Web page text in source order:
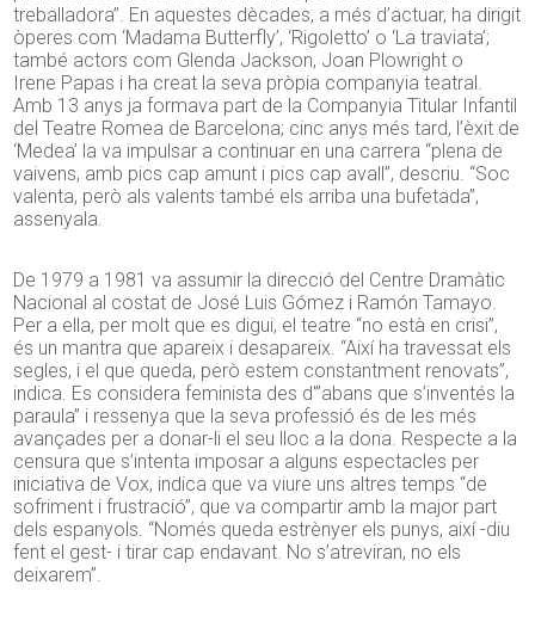
treballadora”. En aquestes dècades, a més d’actuar, ha dirigit
òperes com ‘Madama Butterfly’, ‘Rigoletto’ o ‘La traviata’;
també actors com Glenda Jackson, Joan Plowright o
Irene Papas i ha creat la seva pròpia companyia teatral.
Amb 13 anys ja formava part de la Companyia Titular Infantil
del Teatre Romea de Barcelona; cinc anys més tard, l’èxit de
‘Medea’ la va impulsar a continuar en una carrera “plena de
vaivens, amb pics cap amunt i pics cap avall”, descriu. “Soc
valenta, però als valents també els arriba una bufetada”,
assenyala.
De 1979 a 1981 va assumir la direcció del Centre Dramàtic
Nacional al costat de José Luis Gómez i Ramón Tamayo
Per a ella, per molt que es digui, el teatre “no està en crisi”,
és un mantra que apareix i desapareix. “Així ha travessat els
segles, i el que queda, però estem constantment renovats”,
indica. Es considera feminista des d'”abans que s’inventés la
paraula” i ressenya que la seva professió és de les més
avançades per a donar-li el seu lloc a la dona. Respecte a la
censura que s’intenta imposar a alguns espectacles per
iniciativa de Vox, indica que va viure uns altres temps “de
sofriment i frustració”, que va compartir amb la major part
dels espanyols. “Només queda estrènyer els punys, així -diu
fent el gest- i tirar cap endavant. No s’atreviran, no els
deixarem”.